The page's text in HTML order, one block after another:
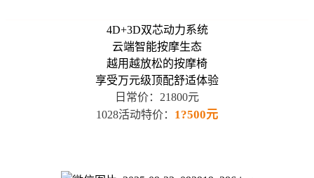
4D+3D双芯动力系统
云端智能按摩生态
越用越放松的按摩椅
享受万元级顶配舒适体验
日常价：21800元
1028活动特价： 1?500元